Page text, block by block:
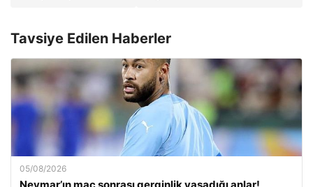
Tavsiye Edilen Haberler
05/08/2026